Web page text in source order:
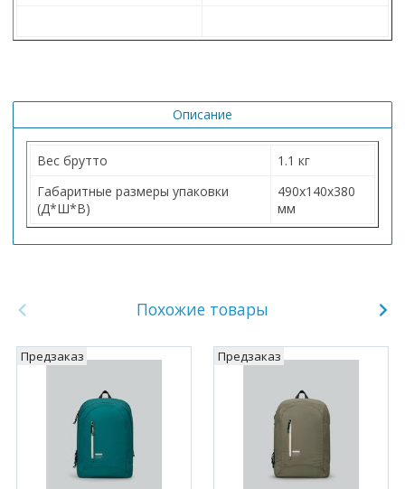
Описание
Вес брутто
1.1 кг
Габаритные размеры упаковки
(Д*Ш*В)
490х140х380
мм
Похожие товары
Предзаказ Предзаказ